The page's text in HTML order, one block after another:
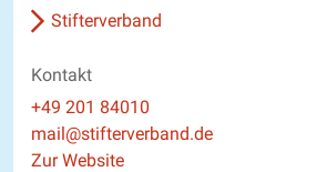
Stifterverband
Kontakt
Telefon
+49 201 84010
E-Mail
mail@stifterverband.de
Website
Zur Website